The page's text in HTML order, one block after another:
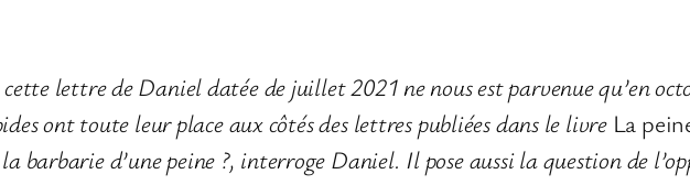
lettre de Daniel datée de juillet 2021 ne nous est parvenue qu’en
ont toute leur place aux côtés des lettres publiées dans le livre La
barbarie d’une peine ?, interroge Daniel. Il pose aussi la question de